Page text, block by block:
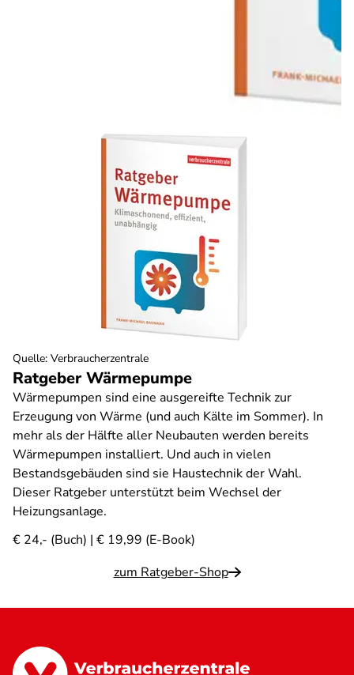
Ratgeber Wärmepumpe
Wärmepumpen sind eine ausgereifte Technik zur
Erzeugung von Wärme (und auch Kälte im Sommer). In
mehr als der Hälfte aller Neubauten werden bereits
Wärmepumpen installiert. Und auch in vielen
Bestandsgebäuden sind sie Haustechnik der Wahl.
Dieser Ratgeber unterstützt beim Wechsel der
Heizungsanlage.
€ 24,- (Buch) | € 19,99 (E-Book)
zum Ratgeber-Shop
Quelle: Verbraucherzentrale